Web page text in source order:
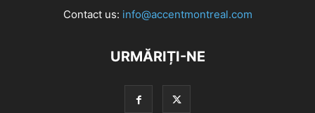
Contact us: info@accentmontreal.com
URMĂRIȚI-NE